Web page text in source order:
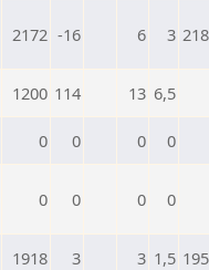
2172 -16 6 3
1200 114 13 6,5
0 0 0 0
0 0 0 0
1918 3 3 1,5